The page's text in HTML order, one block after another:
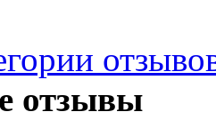
отзывы